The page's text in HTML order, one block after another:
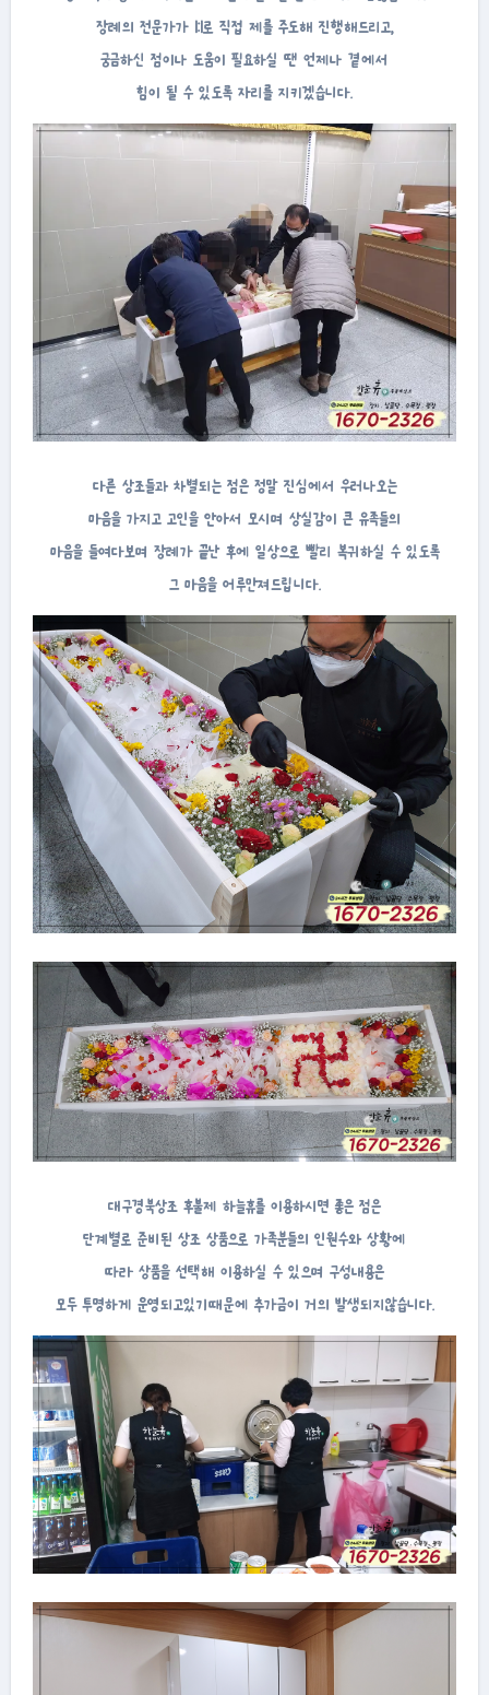
장례의 전문가가 1:1로 직접 제를 주도해 진행해드리고,
궁금하신 점이나 도움이 필요하실 땐 언제나 곁에서
힘이 될 수 있도록 자리를 지키겠습니다.
다른 상조들과 차별되는 점은 정말 진심에서 우러나오는
마음을 가지고 고인을 안아서 모시며 상실감이 큰 유족들의
마음을 들여다보며 장례가 끝난 후에 일상으로 빨리 복귀하실 수 있도록
그 마음을 어루만져드립니다.
대구경북상조 후불제 하늘휴를 이용하시면 좋은 점은
단계별로 준비된 상조 상품으로 가족분들의 인원수와 상황에
따라 상품을 선택해 이용하실 수 있으며 구성내용은
모두 투명하게 운영되고있기때문에 추가금이 거의 발생되지않습니다.